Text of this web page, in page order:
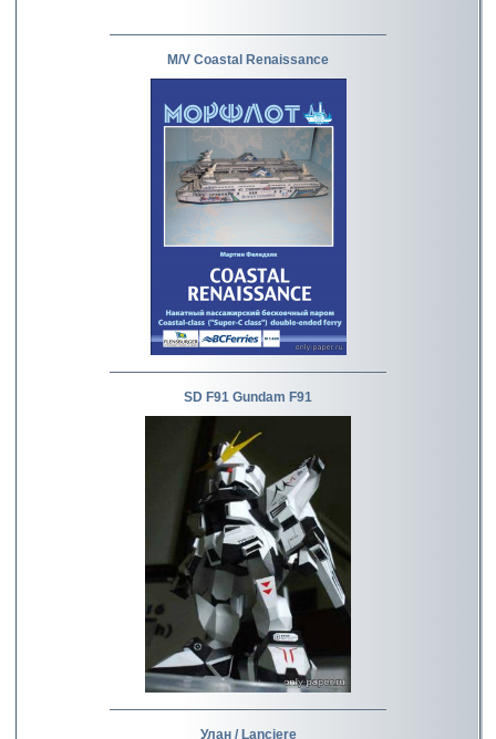
M/V Coastal Renaissance
SD F91 Gundam F91
Улан / Lanciere